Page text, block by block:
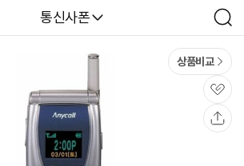
다나와
통신사폰
검
색
상품비교
관
심